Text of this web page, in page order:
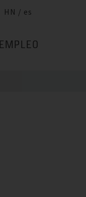
HN / es
EMPLEO